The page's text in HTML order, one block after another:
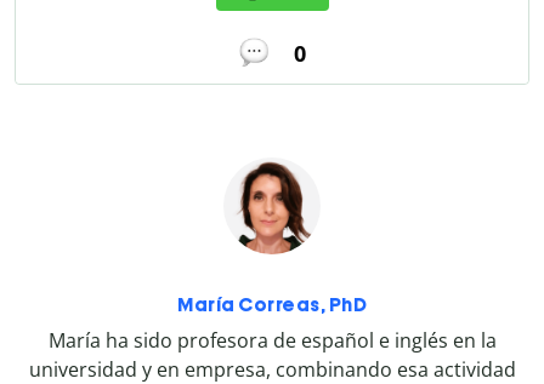
0
María Correas, PhD
María ha sido profesora de español e inglés en la
universidad y en empresa, combinando esa actividad